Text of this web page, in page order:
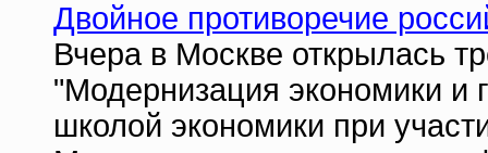
Двойное противоречие
Вчера в Москве открылась
"Модернизация экономики и
школой экономики при